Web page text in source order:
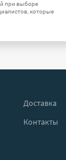
при выборе
которые
Доставка
Контакты